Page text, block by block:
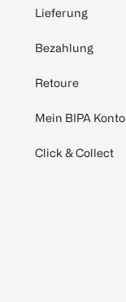
Lieferung
Bezahlung
Retoure
Mein BIPA Konto
Click & Collect